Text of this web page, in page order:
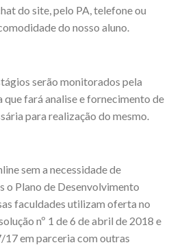
do site, pelo PA, telefone ou
do nosso aluno.
serão monitorados pela
fará analise e fornecimento de
para realização do mesmo.
sem a necessidade de
o Plano de Desenvolvimento
faculdades utilizam oferta no
nº 1 de 6 de abril de 2018 e
em parceria com outras